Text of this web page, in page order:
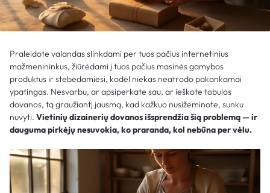
Praleidote valandas slinkdami per tuos pačius internetinius
mažmenininkus, žiūrėdami į tuos pačius masinės gamybos
produktus ir stebėdamiesi, kodėl niekas neatrodo pakankamai
ypatingas. Nesvarbu, ar apsiperkate sau, ar ieškote tobulos
dovanos, tą graužiantį jausmą, kad kažkuo nusižeminote, sunku
nuvyti. Vietinių dizainerių dovanos išsprendžia šią problemą — ir
dauguma pirkėjų nesuvokia, ko praranda, kol nebūna per vėlu.